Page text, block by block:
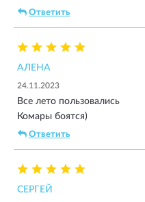
Ответить
АЛЕНА
24.11.2023
Все лето пользовались
Комары боятся)
Ответить
СЕРГЕЙ